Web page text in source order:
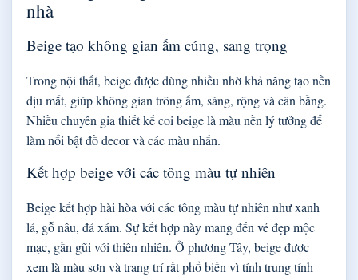
nhà
Beige tạo không gian ấm cúng, sang trọng
Trong nội thất, beige được dùng nhiều nhờ khả năng tạo nền
dịu mắt, giúp không gian trông ấm, sáng, rộng và cân bằng.
Nhiều chuyên gia thiết kế coi beige là màu nền lý tưởng để
làm nổi bật đồ decor và các màu nhấn.
Kết hợp beige với các tông màu tự nhiên
Beige kết hợp hài hòa với các tông màu tự nhiên như xanh
lá, gỗ nâu, đá xám. Sự kết hợp này mang đến vẻ đẹp mộc
mạc, gần gũi với thiên nhiên. Ở phương Tây, beige được
xem là màu sơn và trang trí rất phổ biến vì tính trung tính